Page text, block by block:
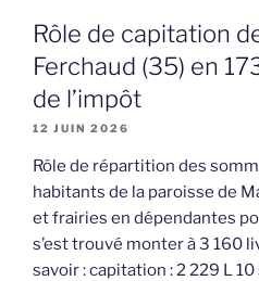
Rôle de capitation
Ferchaud (35) en
de l’impôt
12 JUIN 2026
Rôle de répartition des
habitants de la paroisse de
et frairies en dépendantes
s’est trouvé monter à 3 160
savoir : capitation : 2 229 L